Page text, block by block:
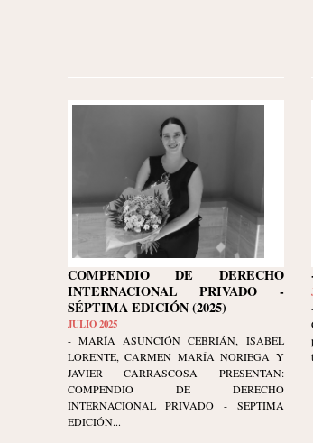
COMPENDIO DE DERECHO
INTERNACIONAL PRIVADO -
SÉPTIMA EDICIÓN (2025)
JULIO 2025
- MARÍA ASUNCIÓN CEBRIÁN, ISABEL
LORENTE, CARMEN MARÍA NORIEGA Y
JAVIER CARRASCOSA PRESENTAN:
COMPENDIO DE DERECHO
INTERNACIONAL PRIVADO - SÉPTIMA
EDICIÓN...